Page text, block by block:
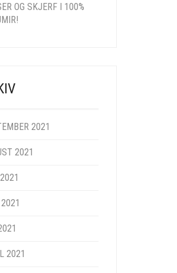
OG SKJERF I 100%
2021
2021
2021